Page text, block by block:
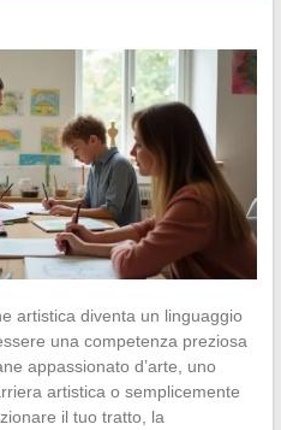
artistica diventa un linguaggio
una competenza preziosa
appassionato d’arte, uno
artistica o semplicemente
il tuo tratto, la